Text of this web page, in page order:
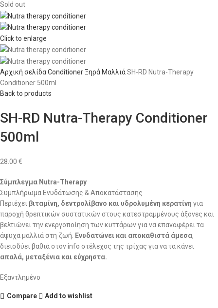
Sold out
Click to enlarge
Αρχική σελίδαConditioner Ξηρά ΜαλλιάSH-RD Nutra-Therapy
Conditioner 500ml
Back to products
SH-RD Nutra-Therapy Conditioner
500ml
28.00 €
Σύμπλεγμα Nutra-Therapy
Συμπλήρωμα Ενυδάτωσης & Αποκατάστασης
Περιέχει βιταμίνη, δεντρολίβανο και υδρολυμένη κερατίνη για
παροχή θρεπτικών συστατικών στους κατεστραμμένους άξονες και
βελτιώνει την ενεργοποίηση των κυττάρων για να επαναφέρει τα
άψυχα μαλλιά στη ζωή.
Ενυδατώνει και αποκαθιστά άμεσα,
διεισδύει βαθιά στον info στέλεχος της τρίχας για να τα κάνει
απαλά, μεταξένια και εύχρηστα.
Εξαντλημένο
Compare Add to wishlist